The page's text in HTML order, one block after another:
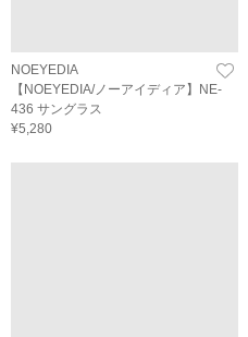
NOEYEDIA
【NOEYEDIA/ノーアイディア】NE-
436 サングラス
¥5,280